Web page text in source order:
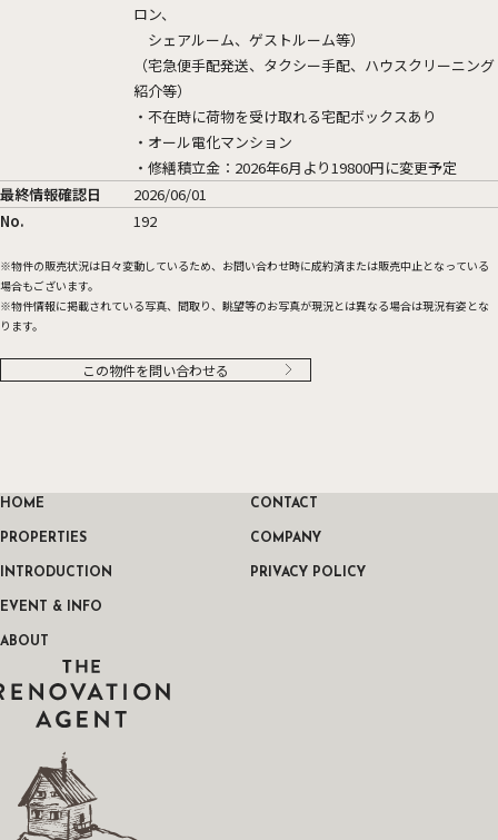
ロン、
シェアルーム、ゲストルーム等）
（宅急便手配発送、タクシー手配、ハウスクリーニング
紹介等）
・不在時に荷物を受け取れる宅配ボックスあり
・オール電化マンション
・修繕積立金：2026年6月より19800円に変更予定
最終情報確認日
2026/06/01
No.
192
物件の販売状況は日々変動しているため、お問い合わせ時に成約済または販売中止となっている
場合もございます。
物件情報に掲載されている写真、間取り、眺望等のお写真が現況とは異なる場合は現況有姿とな
ります。
この物件を問い合わせる
RENOVATION AGENT
HOME
PROPERTIES
INTRODUCTION
EVENT & INFO
ABOUT
CONTACT
COMPANY
PRIVACY POLICY